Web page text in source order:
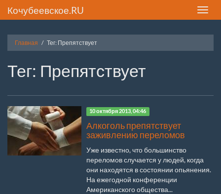
Toggle
Кочубеевское.RU
Главная Тег: Препятствует
Тег: Препятствует
10 октября 2013, 04:46
Алкоголь препятствует
заживлению переломов
Уже известно, что большинство
переломов случается у людей, когда
они находятся в состоянии опьянения.
На ежегодной конференции
Американского общества...